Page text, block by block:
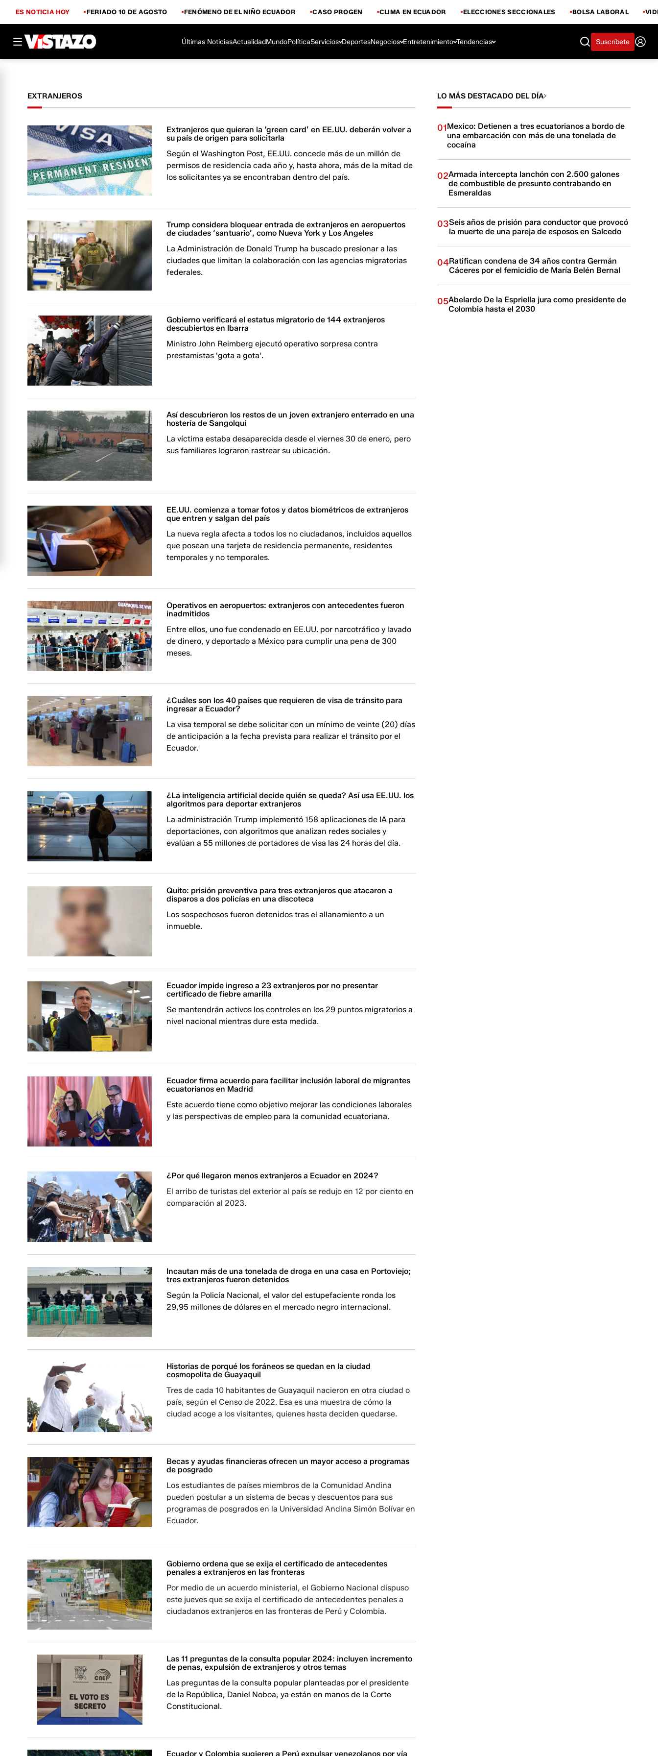
ES NOTICIA HOY FERIADO 10 DE AGOSTO FENÓMENO DE EL NIÑO ECUADOR CASO PROGEN CLIMA EN ECUADOR ELECCIONES SECCIONALES BOLSA LABORAL
Últimas NoticiasActualidadMundoPolíticaServicios DeportesNegocios Entretenimiento Tendencias Suscríbete
EXTRANJEROS
Extranjeros que quieran la ‘green card’ en EE.UU. deberán volver a
su país de origen para solicitarla
Según el Washington Post, EE.UU. concede más de un millón de
permisos de residencia cada año y, hasta ahora, más de la mitad de
los solicitantes ya se encontraban dentro del país.
Trump considera bloquear entrada de extranjeros en aeropuertos
de ciudades ‘santuario’, como Nueva York y Los Angeles
La Administración de Donald Trump ha buscado presionar a las
ciudades que limitan la colaboración con las agencias migratorias
federales.
Gobierno verificará el estatus migratorio de 144 extranjeros
descubiertos en Ibarra
Ministro John Reimberg ejecutó operativo sorpresa contra
prestamistas 'gota a gota'.
Así descubrieron los restos de un joven extranjero enterrado en una
hostería de Sangolquí
La víctima estaba desaparecida desde el viernes 30 de enero, pero
sus familiares lograron rastrear su ubicación.
EE.UU. comienza a tomar fotos y datos biométricos de extranjeros
que entren y salgan del país
La nueva regla afecta a todos los no ciudadanos, incluidos aquellos
que posean una tarjeta de residencia permanente, residentes
temporales y no temporales.
Operativos en aeropuertos: extranjeros con antecedentes fueron
inadmitidos
Entre ellos, uno fue condenado en EE.UU. por narcotráfico y lavado
de dinero, y deportado a México para cumplir una pena de 300
meses.
¿Cuáles son los 40 países que requieren de visa de tránsito para
ingresar a Ecuador?
La visa temporal se debe solicitar con un mínimo de veinte (20) días
de anticipación a la fecha prevista para realizar el tránsito por el
Ecuador.
¿La inteligencia artificial decide quién se queda? Así usa EE.UU. los
algoritmos para deportar extranjeros
La administración Trump implementó 158 aplicaciones de IA para
deportaciones, con algoritmos que analizan redes sociales y
evalúan a 55 millones de portadores de visa las 24 horas del día.
Quito: prisión preventiva para tres extranjeros que atacaron a
disparos a dos policías en una discoteca
Los sospechosos fueron detenidos tras el allanamiento a un
inmueble.
Ecuador impide ingreso a 23 extranjeros por no presentar
certificado de fiebre amarilla
Se mantendrán activos los controles en los 29 puntos migratorios a
nivel nacional mientras dure esta medida.
Ecuador firma acuerdo para facilitar inclusión laboral de migrantes
ecuatorianos en Madrid
Este acuerdo tiene como objetivo mejorar las condiciones laborales
y las perspectivas de empleo para la comunidad ecuatoriana.
¿Por qué llegaron menos extranjeros a Ecuador en 2024?
El arribo de turistas del exterior al país se redujo en 12 por ciento en
comparación al 2023.
Incautan más de una tonelada de droga en una casa en Portoviejo;
tres extranjeros fueron detenidos
Según la Policía Nacional, el valor del estupefaciente ronda los
29,95 millones de dólares en el mercado negro internacional.
Historias de porqué los foráneos se quedan en la ciudad
cosmopolita de Guayaquil
Tres de cada 10 habitantes de Guayaquil nacieron en otra ciudad o
país, según el Censo de 2022. Esa es una muestra de cómo la
ciudad acoge a los visitantes, quienes hasta deciden quedarse.
Becas y ayudas financieras ofrecen un mayor acceso a programas
de posgrado
Los estudiantes de países miembros de la Comunidad Andina
pueden postular a un sistema de becas y descuentos para sus
programas de posgrados en la Universidad Andina Simón Bolívar en
Ecuador.
Gobierno ordena que se exija el certificado de antecedentes
penales a extranjeros en las fronteras
Por medio de un acuerdo ministerial, el Gobierno Nacional dispuso
este jueves que se exija el certificado de antecedentes penales a
ciudadanos extranjeros en las fronteras de Perú y Colombia.
Las 11 preguntas de la consulta popular 2024: incluyen incremento
de penas, expulsión de extranjeros y otros temas
Las preguntas de la consulta popular planteadas por el presidente
de la República, Daniel Noboa, ya están en manos de la Corte
Constitucional.
Ecuador y Colombia sugieren a Perú expulsar venezolanos por vía
LO MÁS DESTACADO DEL DÍA
01Mexico: Detienen a tres ecuatorianos a bordo de
una embarcación con más de una tonelada de
cocaína
02Armada intercepta lanchón con 2.500 galones
de combustible de presunto contrabando en
Esmeraldas
03Seis años de prisión para conductor que provocó
la muerte de una pareja de esposos en Salcedo
04Ratifican condena de 34 años contra Germán
Cáceres por el femicidio de María Belén Bernal
05Abelardo De la Espriella jura como presidente de
Colombia hasta el 2030